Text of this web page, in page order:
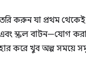
করুন যা প্রথম থেকেই
এবং স্ক্রল বাটন—যোগ
করে খুব অল্প